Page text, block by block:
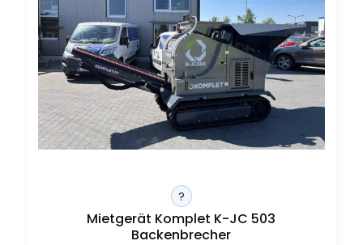
?
Mietgerät Komplet K-JC 503
Backenbrecher